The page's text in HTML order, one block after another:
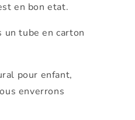
en bon etat.
un tube en carton
pour enfant,
enverrons